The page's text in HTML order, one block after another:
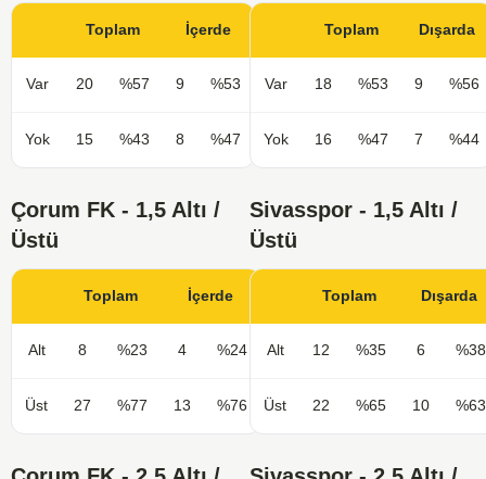
Toplam İçerde
Var 20 %57 9 %53
Yok 15 %43 8 %47
Toplam Dışarda
Var 18 %53 9 %56
Yok 16 %47 7 %44
Çorum FK - 1,5 Altı /
Üstü
Toplam İçerde
Alt 8 %23 4 %24
Üst 27 %77 13 %76
Sivasspor - 1,5 Altı /
Üstü
Toplam Dışarda
Alt 12 %35 6 %38
Üst 22 %65 10 %63